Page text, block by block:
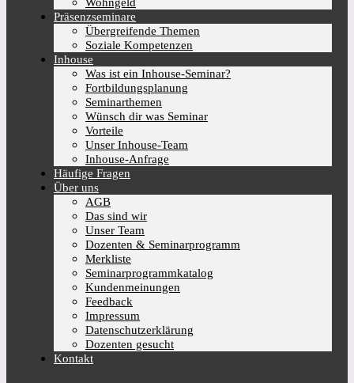
Präsenzseminare
Übergreifende Themen
Soziale Kompetenzen
Inhouse
Was ist ein Inhouse-Seminar?
Fortbildungsplanung
Seminarthemen
Wünsch dir was Seminar
Vorteile
Unser Inhouse-Team
Inhouse-Anfrage
Häufige Fragen
Über uns
AGB
Das sind wir
Unser Team
Dozenten & Seminarprogramm
Merkliste
Seminarprogrammkatalog
Kundenmeinungen
Feedback
Impressum
Datenschutzerklärung
Dozenten gesucht
Kontakt